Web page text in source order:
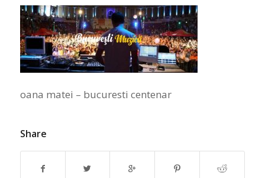
oana matei – bucuresti centenar
Share